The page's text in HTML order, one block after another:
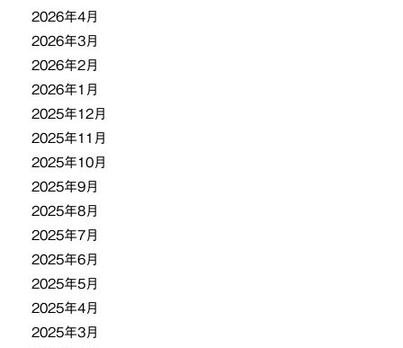
2026年4月
2026年3月
2026年2月
2026年1月
2025年12月
2025年11月
2025年10月
2025年9月
2025年8月
2025年7月
2025年6月
2025年5月
2025年4月
2025年3月